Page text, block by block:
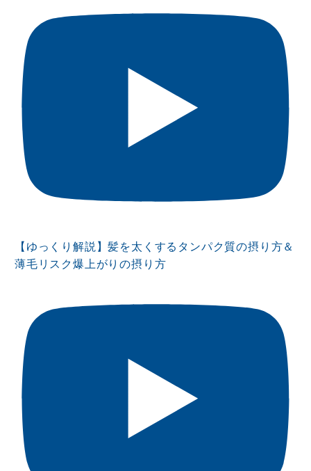
【ゆっくり解説】髪を太くするタンパク質の摂り方＆
薄毛リスク爆上がりの摂り方